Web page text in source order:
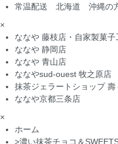
常温配送 北海道 沖縄の
×
ななや 藤枝店・自家製菓子
ななや 静岡店
ななや 青山店
ななやsud-ouest 牧之原店
抹茶ジェラートショップ
ななや京都三条店
×
ホーム
>濃い抹茶チョコ＆